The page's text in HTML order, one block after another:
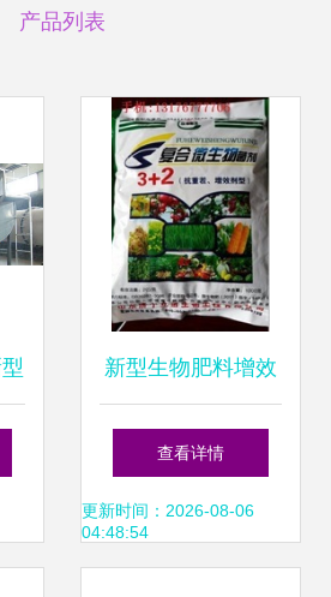
产品列表
新型生物肥料增效
剂 技术革新与市场
前景分析
查看详情
更新时间：2026-08-06
04:48:54